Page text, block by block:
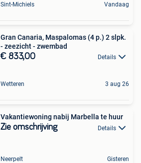
Sint-Michiels Vandaag
Gran Canaria, Maspalomas (4 p.) 2 slpk.
- zeezicht - zwembad
€ 833,00 Details
Wetteren 3 aug 26
Vakantiewoning nabij Marbella te huur
Zie omschrijving Details
Neerpelt Gisteren